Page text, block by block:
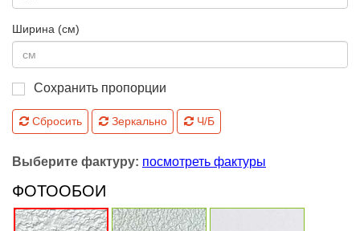
Ширина (см)
Сохранить пропорции
Сбросить Зеркально Ч/Б
Выберите фактуру: посмотреть фактуры
ФОТООБОИ